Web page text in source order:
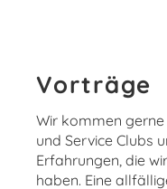
Vorträge
Wir kommen gerne
und Service Clubs
Erfahrungen, die
haben. Eine